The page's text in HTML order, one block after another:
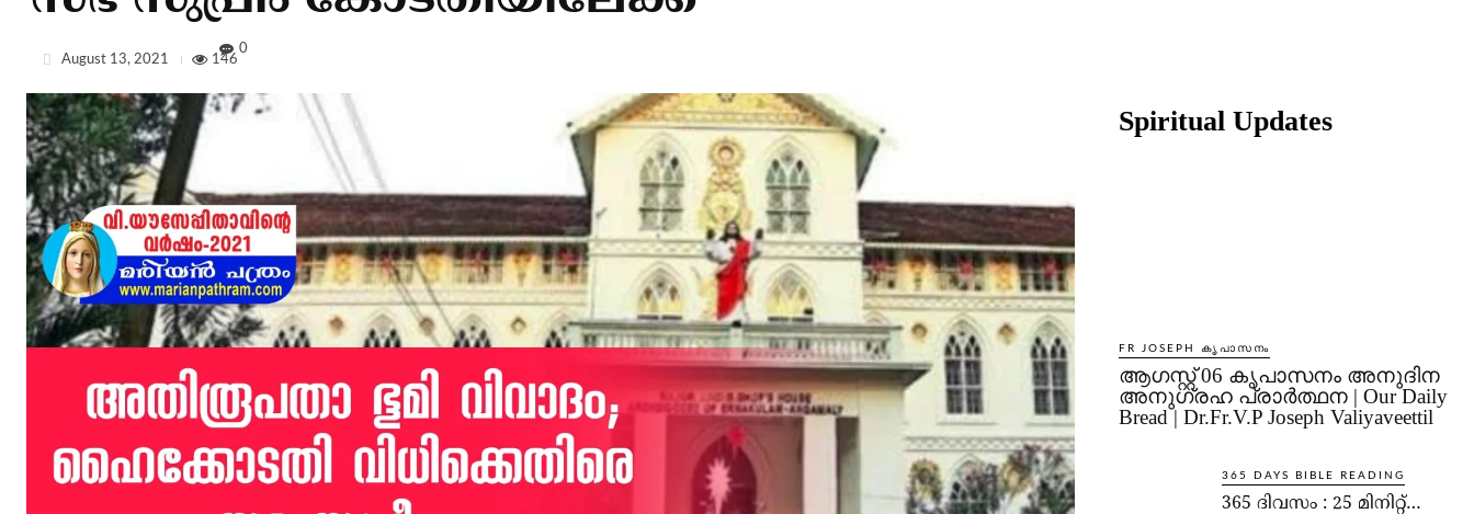
August 13, 2021 146
0
Spiritual Updates
FR JOSEPH കൃപാസനം
ആഗസ്റ്റ് 06 കൃപാസനം അനുദിന
അനുഗ്രഹ പ്രാർത്ഥന | Our Daily
Bread | Dr.Fr.V.P Joseph Valiyaveettil
365 DAYS BIBLE READING
365 ദിവസം : 25 മിനിറ്റ്…